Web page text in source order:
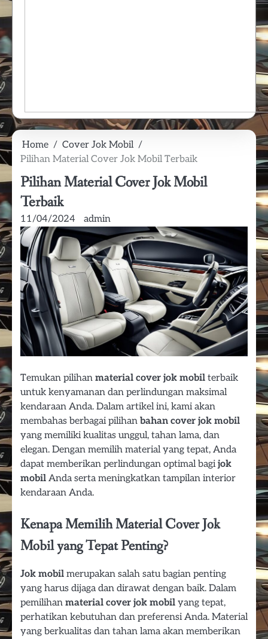
Home
Cover Jok Mobil
Pilihan Material Cover Jok Mobil Terbaik
Pilihan Material Cover Jok Mobil
Terbaik
11/04/2024 admin
Temukan pilihan material cover jok mobil terbaik
untuk kenyamanan dan perlindungan maksimal
kendaraan Anda. Dalam artikel ini, kami akan
membahas berbagai pilihan bahan cover jok mobil
yang memiliki kualitas unggul, tahan lama, dan
elegan. Dengan memilih material yang tepat, Anda
dapat memberikan perlindungan optimal bagijok
mobil Anda serta meningkatkan tampilan interior
kendaraan Anda.
Kenapa Memilih Material Cover Jok
Mobil yang Tepat Penting?
Jok mobil merupakan salah satu bagian penting
yang harus dijaga dan dirawat dengan baik. Dalam
pemilihan material cover jok mobil yang tepat,
perhatikan kebutuhan dan preferensi Anda. Material
yang berkualitas dan tahan lama akan memberikan